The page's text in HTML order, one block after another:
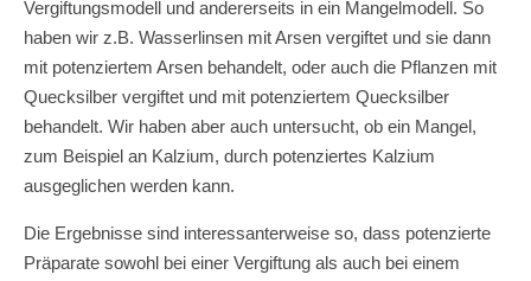
Vergiftungsmodell und andererseits in ein Mangelmodell. So
haben wir z.B. Wasserlinsen mit Arsen vergiftet und sie dann
mit potenziertem Arsen behandelt, oder auch die Pflanzen mit
Quecksilber vergiftet und mit potenziertem Quecksilber
behandelt. Wir haben aber auch untersucht, ob ein Mangel,
zum Beispiel an Kalzium, durch potenziertes Kalzium
ausgeglichen werden kann.
Die Ergebnisse sind interessanterweise so, dass potenzierte
Präparate sowohl bei einer Vergiftung als auch bei einem